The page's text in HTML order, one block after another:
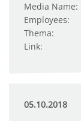
Media Name:
Employees:
Thema:
Link:
05.10.2018